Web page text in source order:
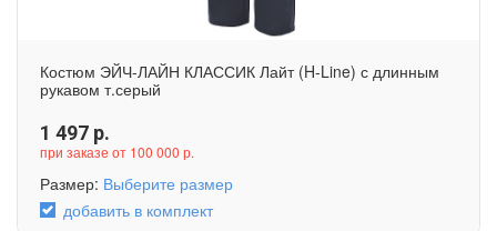
Костюм ЭЙЧ-ЛАЙН КЛАССИК Лайт (H-Line) с длинным
рукавом т.серый
1 497 р.
при заказе от 100 000 р.
Размер: Выберите размер
добавить в комплект